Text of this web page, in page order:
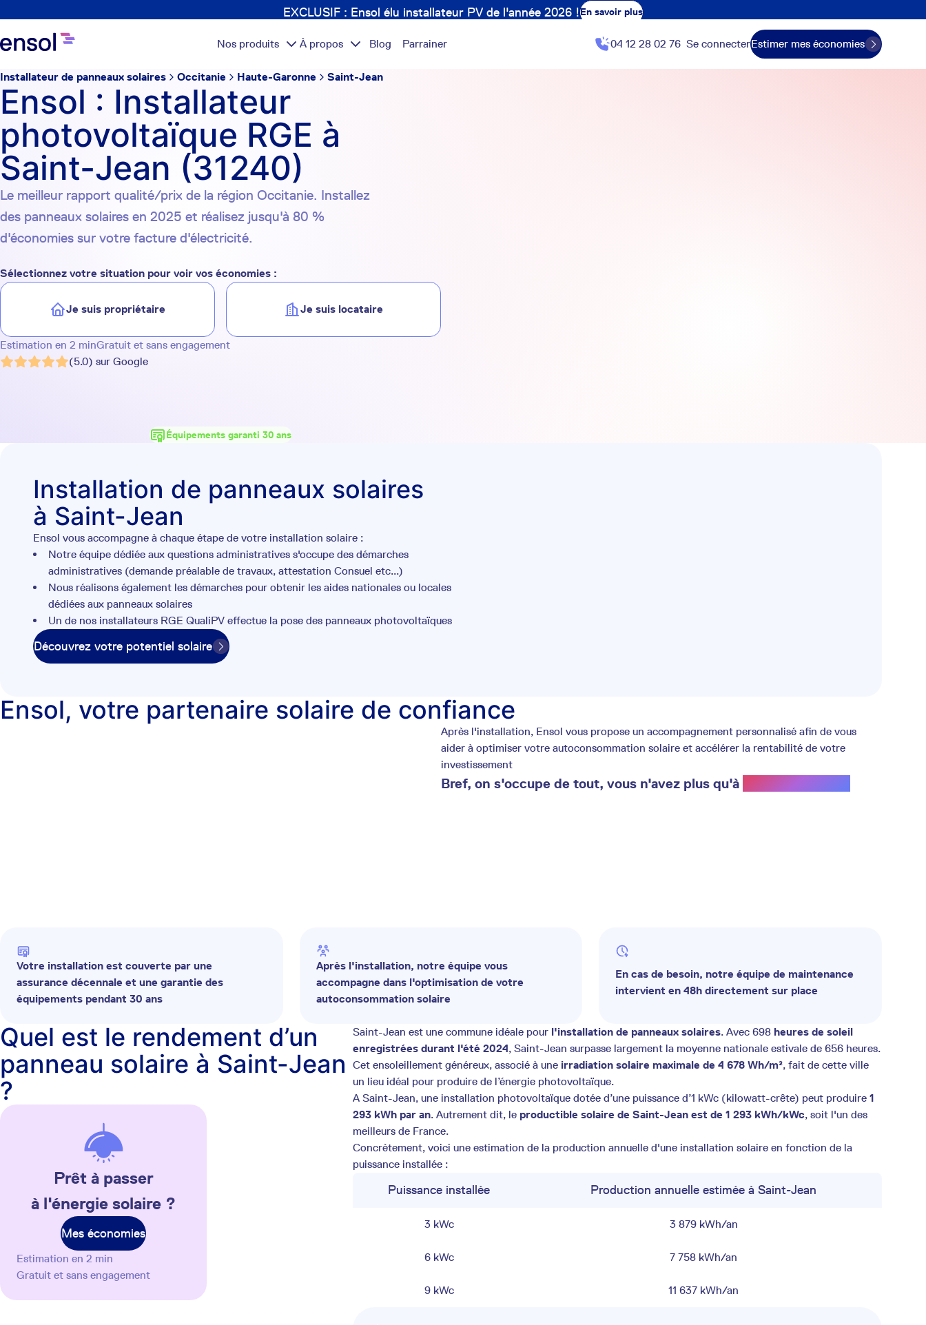
EXCLUSIF : Ensol élu installateur PV de l'année 2026 !En savoir plus
Nos produits À propos Blog Parrainer 04 12 28 02 76 Se connecterEstimer mes économies
Installateur de panneaux solaires Occitanie Haute-Garonne Saint-Jean
Ensol : Installateur
photovoltaïque RGE à
Saint-Jean (31240)
Le meilleur rapport qualité/prix de la région Occitanie. Installez
des panneaux solaires en 2025 et réalisez jusqu'à 80 %
d'économies sur votre facture d'électricité.
Sélectionnez votre situation pour voir vos économies :
Je suis propriétaire Je suis locataire
Estimation en 2 minGratuit et sans engagement
(5.0) sur Google
Équipements garanti 30 ans
Installation de panneaux solaires
à Saint-Jean
Ensol vous accompagne à chaque étape de votre installation solaire :
Notre équipe dédiée aux questions administratives s'occupe des démarches
administratives (demande préalable de travaux, attestation Consuel etc...)
Nous réalisons également les démarches pour obtenir les aides nationales ou locales
dédiées aux panneaux solaires
Un de nos installateurs RGE QualiPV effectue la pose des panneaux photovoltaïques
Découvrez votre potentiel solaire
Ensol, votre partenaire solaire de confiance
Après l'installation, Ensol vous propose un accompagnement personnalisé afin de vous
aider à optimiser votre autoconsommation solaire et accélérer la rentabilité de votre
investissement
Bref, on s'occupe de tout, vous n'avez plus qu'à profiter du soleil.
Votre installation est couverte par une
assurance décennale et une garantie des
équipements pendant 30 ans
Après l'installation, notre équipe vous
accompagne dans l'optimisation de votre
autoconsommation solaire
En cas de besoin, notre équipe de maintenance
intervient en 48h directement sur place
Quel est le rendement d’un
panneau solaire à Saint-Jean
?
Prêt à passer
à l'énergie solaire ?
Mes économies
Estimation en 2 min
Gratuit et sans engagement
Saint-Jean est une commune idéale pour l'installation de panneaux solaires. Avec 698 heures de soleil
enregistrées durant l'été 2024, Saint-Jean surpasse largement la moyenne nationale estivale de 656 heures.
Cet ensoleillement généreux, associé à une irradiation solaire maximale de 4 678 Wh/m², fait de cette ville
un lieu idéal pour produire de l’énergie photovoltaïque.
A Saint-Jean, une installation photovoltaïque dotée d’une puissance d’1 kWc (kilowatt-crête) peut produire 1
293 kWh par an. Autrement dit, le productible solaire de Saint-Jean est de 1 293 kWh/kWc, soit l'un des
meilleurs de France.
Concrètement, voici une estimation de la production annuelle d'une installation solaire en fonction de la
puissance installée :
Puissance installée Production annuelle estimée à Saint-Jean
3 kWc 3 879 kWh/an
6 kWc 7 758 kWh/an
9 kWc 11 637 kWh/an